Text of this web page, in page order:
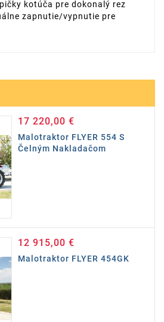
kotúča pre dokonalý rez
zapnutie/vypnutie pre
17 220,00 €Cena
Malotraktor FLYER 554 S
Čelným Nakladačom
12 915,00 €Cena
Malotraktor FLYER 454GK